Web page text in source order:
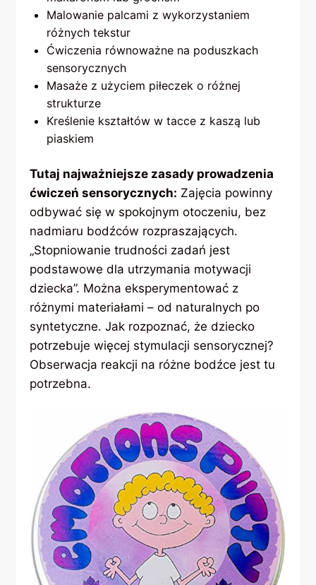
Malowanie palcami z wykorzystaniem
różnych tekstur
Ćwiczenia równoważne na poduszkach
sensorycznych
Masaże z użyciem piłeczek o różnej
strukturze
Kreślenie kształtów w tacce z kaszą lub
piaskiem
Tutaj najważniejsze zasady prowadzenia
ćwiczeń sensorycznych: Zajęcia powinny
odbywać się w spokojnym otoczeniu, bez
nadmiaru bodźców rozpraszających.
„Stopniowanie trudności zadań jest
podstawowe dla utrzymania motywacji
dziecka”. Można eksperymentować z
różnymi materiałami – od naturalnych po
syntetyczne. Jak rozpoznać, że dziecko
potrzebuje więcej stymulacji sensorycznej?
Obserwacja reakcji na różne bodźce jest tu
potrzebna.